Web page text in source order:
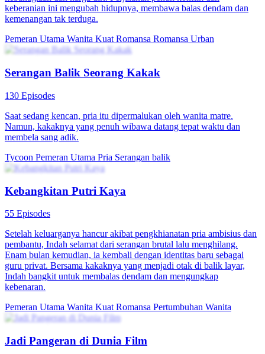
Setelah keluarganya dijatuhkan oleh fitnah, Tina Jamal melarikan
diri dan membangun Aruda, kelompok tentara bayaran terbesar
dunia. Diundang ke Negeri Nata, ia mengetahui adiknya, Ria,
pernah menjadi budak Keluarga Tanu demi dia. Bersama Naga
Biru, Tina menyelamatkan adiknya dan mengungkap konspirasi
Identitas TersembunyiPertumbuhan Wanita
Sang Ratu Perang Kembali
Putri Cahaya, Ratu Garuda yang legendaris, kembali ke Negeri
ibunya dan menyembuhkan Kakek Surya. Disambut para Guru
Utama dan pemimpin dunia, ia menghadapi konflik cinta dan
keluarga, serta pertarungan sengit demi keadilan.
Pemeran Utama Wanita Kuat RomansaRomansa Fantasi
Siapa Mau Menjilat Permaisuri
80 Episodes
Di era modern, Gandi tanpa sengaja masuk ke dalam drama dan
menjadi adik seorang pejabat berkuasa, serta terikat dengan Sistem
yang ingin menyingkirkan kakaknya saat festival berburu. Bersama
kakaknya, dia merencanakan serangan balik.